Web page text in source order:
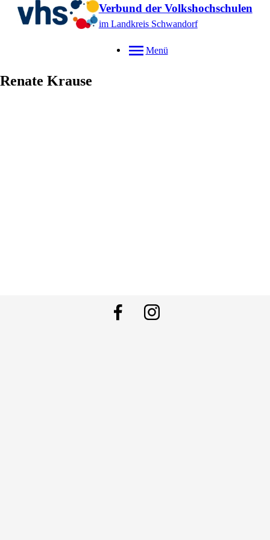
Verbund der Volkshochschulen
im Landkreis Schwandorf
Menü
Renate Krause